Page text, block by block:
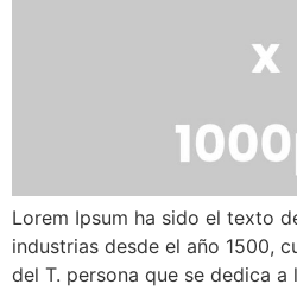
Lorem Ipsum ha sido el texto
industrias desde el año 1500,
del T. persona que se dedica a